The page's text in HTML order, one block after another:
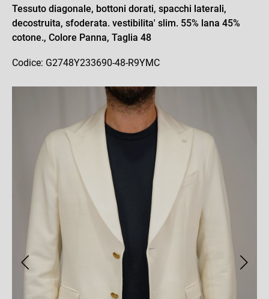
Tessuto diagonale, bottoni dorati, spacchi laterali,
decostruita, sfoderata. vestibilita' slim. 55% lana 45%
cotone., Colore Panna, Taglia 48
Codice: G2748Y233690-48-R9YMC